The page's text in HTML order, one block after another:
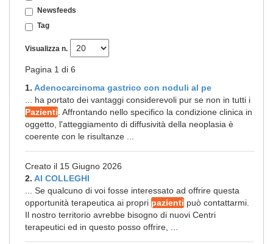
Newsfeeds
Tag
Visualizza n.
Pagina 1 di 6
1. Adenocarcinoma gastrico con noduli al pe
... ha portato dei vantaggi considerevoli pur se non in tutti i
Pazienti . Affrontando nello specifico la condizione clinica in
oggetto, l'atteggiamento di diffusività della neoplasia è
coerente con le risultanze ...
Creato il 15 Giugno 2026
2. AI COLLEGHI
... Se qualcuno di voi fosse interessato ad offrire questa
opportunità terapeutica ai propri pazienti può contattarmi.
Il nostro territorio avrebbe bisogno di nuovi Centri
terapeutici ed in questo posso offrire, ...